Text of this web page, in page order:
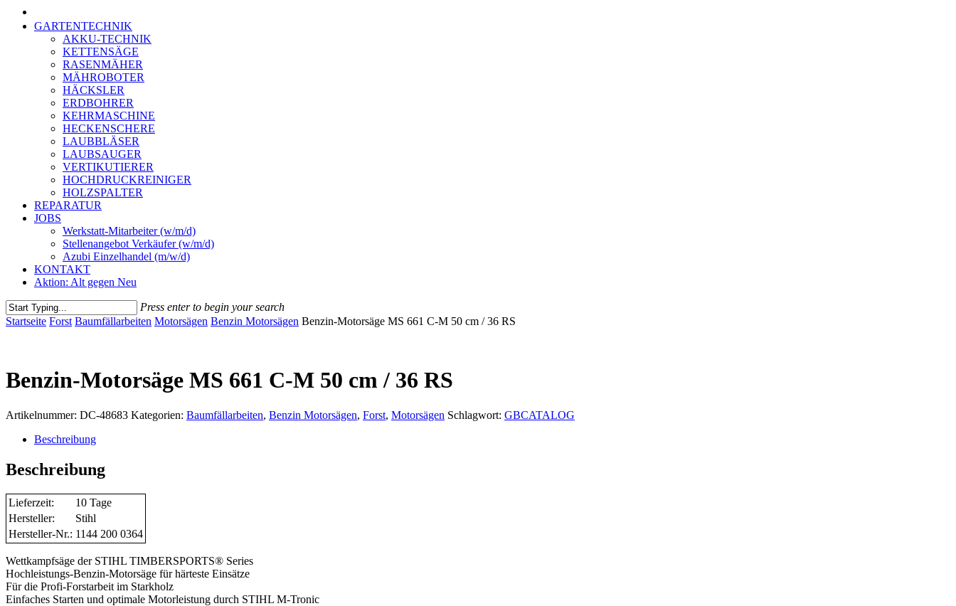
GARTENTECHNIK
AKKU-TECHNIK
KETTENSÄGE
RASENMÄHER
MÄHROBOTER
HÄCKSLER
ERDBOHRER
KEHRMASCHINE
HECKENSCHERE
LAUBBLÄSER
LAUBSAUGER
VERTIKUTIERER
HOCHDRUCKREINIGER
HOLZSPALTER
REPARATUR
JOBS
Werkstatt-Mitarbeiter (w/m/d)
Stellenangebot Verkäufer (w/m/d)
Azubi Einzelhandel (m/w/d)
KONTAKT
Aktion: Alt gegen Neu
Press enter to begin your search
Close
Startseite Forst Baumfällarbeiten Motorsägen Benzin Motorsägen Benzin-Motorsäge MS 661 C-M 50 cm / 36 RS
Benzin-Motorsäge MS 661 C-M 50 cm / 36 RS
Artikelnummer: DC-48683 Kategorien: Baumfällarbeiten, Benzin Motorsägen, Forst, Motorsägen Schlagwort: GBCATALOG
Beschreibung
Beschreibung
Lieferzeit:
10 Tage
Hersteller:
Stihl
Hersteller-Nr.: 1144 200 0364
Wettkampfsäge der STIHL TIMBERSPORTS® Series
Hochleistungs-Benzin-Motorsäge für härteste Einsätze
Für die Profi-Forstarbeit im Starkholz
Einfaches Starten und optimale Motorleistung durch STIHL M-Tronic